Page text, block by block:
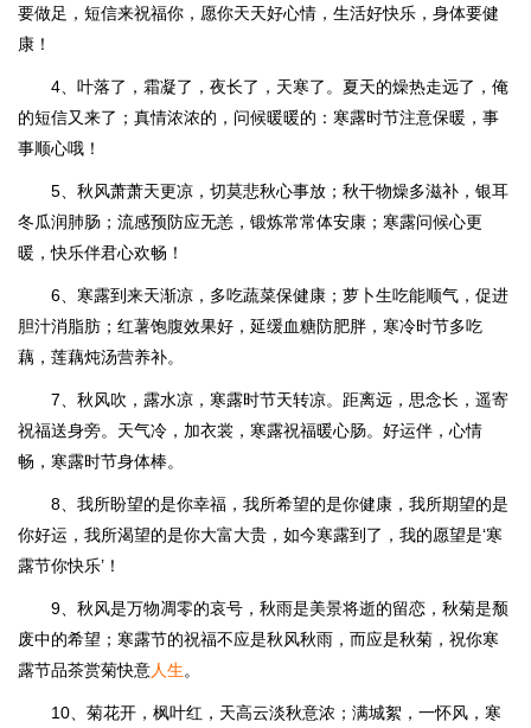
要做足，短信来祝福你，愿你天天好心情，生活好快乐，身体要健
康！
4、叶落了，霜凝了，夜长了，天寒了。夏天的燥热走远了，俺
的短信又来了；真情浓浓的，问候暖暖的：寒露时节注意保暖，事
事顺心哦！
5、秋风萧萧天更凉，切莫悲秋心事放；秋干物燥多滋补，银耳
冬瓜润肺肠；流感预防应无恙，锻炼常常体安康；寒露问候心更
暖，快乐伴君心欢畅！
6、寒露到来天渐凉，多吃蔬菜保健康；萝卜生吃能顺气，促进
胆汁消脂肪；红薯饱腹效果好，延缓血糖防肥胖，寒冷时节多吃
藕，莲藕炖汤营养补。
7、秋风吹，露水凉，寒露时节天转凉。距离远，思念长，遥寄
祝福送身旁。天气冷，加衣裳，寒露祝福暖心肠。好运伴，心情
畅，寒露时节身体棒。
8、我所盼望的是你幸福，我所希望的是你健康，我所期望的是
你好运，我所渴望的是你大富大贵，如今寒露到了，我的愿望是‘寒
露节你快乐’！
9、秋风是万物凋零的哀号，秋雨是美景将逝的留恋，秋菊是颓
废中的希望；寒露节的祝福不应是秋风秋雨，而应是秋菊，祝你寒
露节品茶赏菊快意人生。
10、菊花开，枫叶红，天高云淡秋意浓；满城絮，一怀风，寒